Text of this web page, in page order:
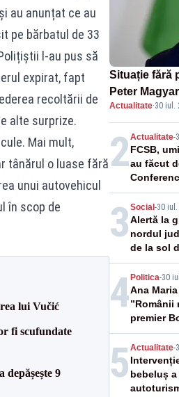
au anunțat ce au
pe bărbatul de 33
l-au pus să
expirat, fapt
recoltării de
alte surprize.
Mai mult,
tânărul o luase fără
unui autovehicul
în scop de
lui Vučić
fi scufundate
depășește 9
Situație fără
Peter
după oprirea
Actualitate·30 iul.
2Actualitate-
FCSB,
au făcut
3 Social -30 iul.
Alertă la
nordul
de la sol
4 Politica-30
Ana
”Românii
premier
5 Actualitate-
bebeluș